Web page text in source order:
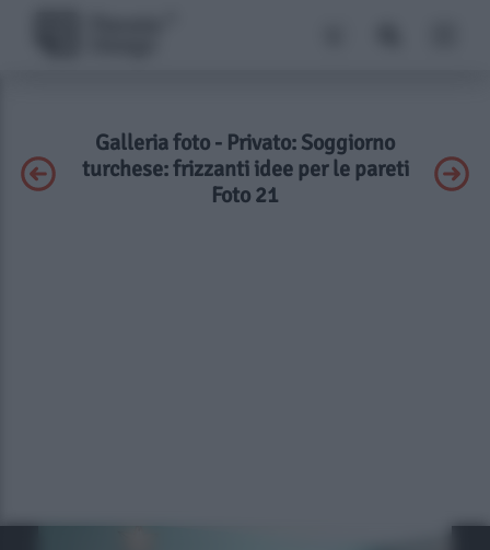
Galleria foto - Privato: Soggiorno
turchese: frizzanti idee per le pareti
Foto 21